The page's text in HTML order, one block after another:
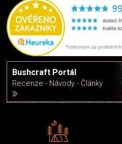
Bushcraft Portál
Recenze - Návody - Články